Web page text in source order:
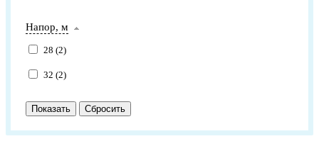
Напор, м
28 (2)
32 (2)